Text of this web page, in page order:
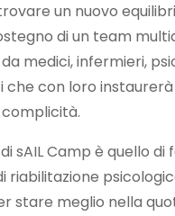
un nuovo
di un team
medici, infermieri,
che con loro
sAIL Camp è quello di
riabilitazione
stare meglio nella